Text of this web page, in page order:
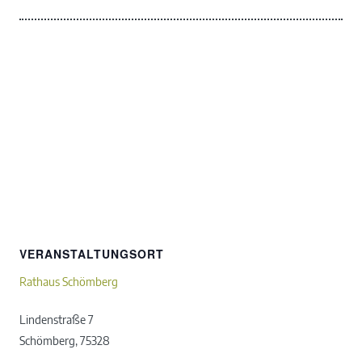
VERANSTALTUNGSORT
Rathaus Schömberg
Lindenstraße 7
Schömberg,75328